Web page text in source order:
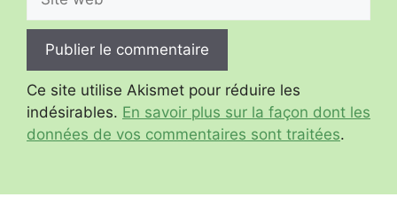
web
Ce site utilise Akismet pour réduire les
indésirables. En savoir plus sur la façon dont les
données de vos commentaires sont traitées.